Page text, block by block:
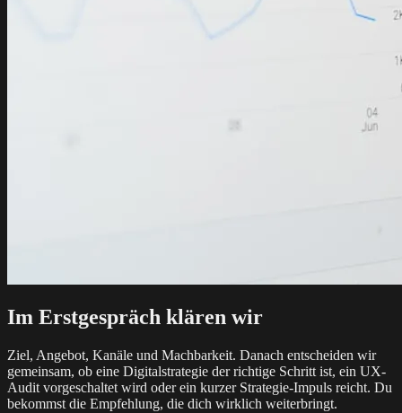
Im Erstgespräch klären wir
Ziel, Angebot, Kanäle und Machbarkeit. Danach entscheiden wir
gemeinsam, ob eine Digitalstrategie der richtige Schritt ist, ein UX-
Audit vorgeschaltet wird oder ein kurzer Strategie-Impuls reicht. Du
bekommst die Empfehlung, die dich wirklich weiterbringt.